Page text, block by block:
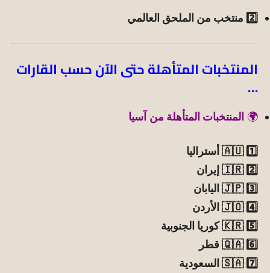
2️⃣ منتخب من الملحق العالمي
المنتخبات المتأهلة حتى الآن حسب القارات
…
🌍 المنتخبات المتأهلة من آسيا
1️⃣ 🇦🇺 أستراليا
2️⃣ 🇮🇷 إيران
3️⃣ 🇯🇵 اليابان
4️⃣ 🇯🇴 الأردن
5️⃣ 🇰🇷 كوريا الجنوبية
6️⃣ 🇶🇦 قطر
7️⃣ 🇸🇦 السعودية